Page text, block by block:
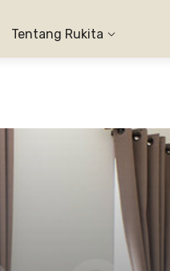
Tentang Rukita